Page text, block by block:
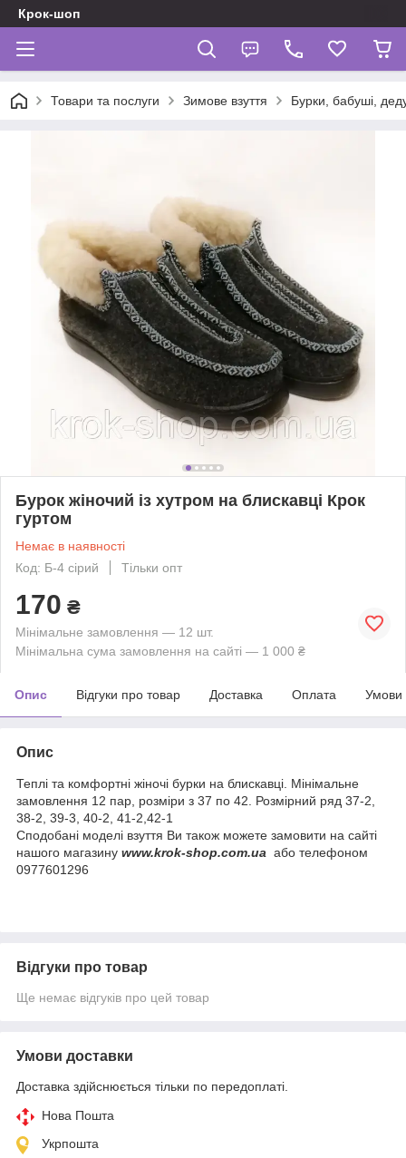
Крок-шоп
Товари та послуги Зимове взуття Бурки, бабуші,
Бурок жіночий із хутром на блискавці Крок
гуртом
Немає в наявності
Код: Б-4 сірий
Тільки опт
170 ₴
Мінімальне замовлення — 12 шт.
Мінімальна сума замовлення на сайті — 1 000 ₴
Опис Відгуки про товар Доставка Оплата Умови
Опис
Теплі та комфортні жіночі бурки на блискавці. Мінімальне
замовлення 12 пар, розміри з 37 по 42. Розмірний ряд 37-2,
38-2, 39-3, 40-2, 41-2,42-1
Сподобані моделі взуття Ви також можете замовити на сайті
нашого магазину www.krok-shop.com.ua або телефоном
0977601296
Відгуки про товар
Ще немає відгуків про цей товар
Умови доставки
Доставка здійснюється тільки по передоплаті.
Нова Пошта
Укрпошта